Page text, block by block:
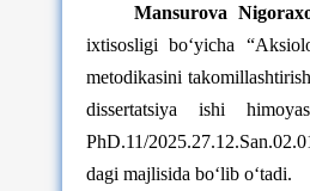
Mansurova
ixtisosligi bo‘yicha
metodikasini
dissertatsiya ishi
PhD.11/
dagi majlisida bo‘lib o‘tadi.